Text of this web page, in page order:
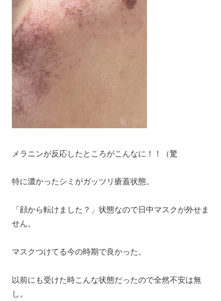
メラニンが反応したところがこんなに！！（驚
特に濃かったシミがガッツリ瘡蓋状態。
「顔から転けました？」状態なので日中マスクが外せま
せん。
マスクつけてる今の時期で良かった。
以前にも受けた時こんな状態だったので全然不安は無
し。